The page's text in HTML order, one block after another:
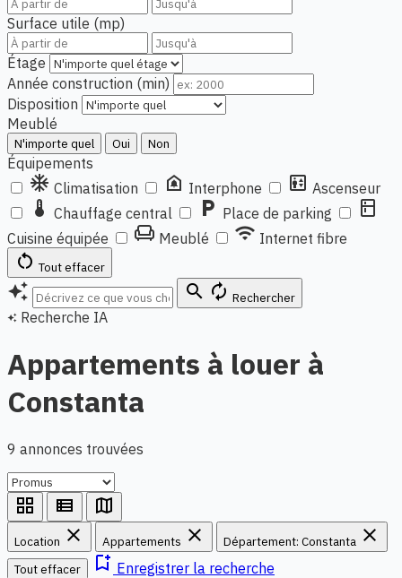
Surface utile (mp)
Étage
Année construction (min)
Disposition
Meublé
N'importe quel Oui Non
Équipements
ac_unit Climatisation doorbell Interphone elevator Ascenseur
thermostat Chauffage central local_parking Place de parking kitchen
Cuisine équipée chair Meublé wifi Internet fibre
restart_alt Tout effacer
auto_awesome search autorenew Rechercher
auto_awesome Recherche IA
Appartements à louer à
Constanta
9 annonces trouvées
grid_view view_list map
Location close Appartements close Département: Constanta close
Tout effacer bookmark_add Enregistrer la recherche